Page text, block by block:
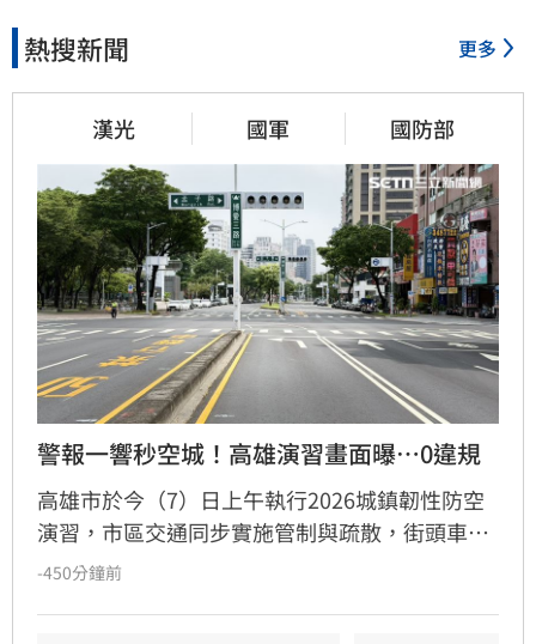
熱搜新聞 更多
漢光 國軍 國防部
警報一響秒空城！高雄演習畫面曝…0違規
高雄市於今（7）日上午執行2026城鎮韌性防空
演習，市區交通同步實施管制與疏散，街頭車輛
配合靠邊停放，民眾依指示進入避難場所，演習
-450分鐘前